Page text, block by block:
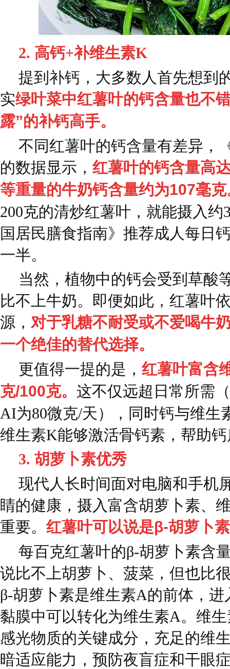
2. 高钙+补维生素K
提到补钙，大多数人首先想到
实绿叶菜中红薯叶的钙含量也不
露”的补钙高手。
不同红薯叶的钙含量有差异，
的数据显示， 红薯叶的钙含量高
等重量的牛奶钙含量约为107毫克
200克的清炒红薯叶，就能摄入
国居民膳食指南》推荐成人每日
一半。
当然，植物中的钙会受到草酸
比不上牛奶。即便如此，红薯叶
源， 对于乳糖不耐受或不爱喝牛
一个绝佳的替代选择。
更值得一提的是， 红薯叶富含
克/100克。 这不仅远超日常所需
AI为80微克/天），同时钙与维生
维生素K能够激活骨钙素，帮助
3. 胡萝卜素优秀
现代人长时间面对电脑和手机
睛的健康，摄入富含胡萝卜素、
重要。 红薯叶可以说是β-胡萝卜
每百克红薯叶的β-胡萝卜素含
说比不上胡萝卜、菠菜，但也比
β-胡萝卜素是维生素A的前体，
黏膜中可以转化为维生素A。维
感光物质的关键成分，充足的维
暗适应能力，预防夜盲症和干眼